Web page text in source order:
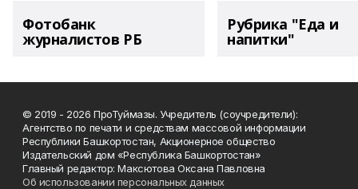
Фотобанк
журналистов РБ
Рубрика "Еда и
напитки"
© 2019 - 2026 ПроТуймазы. Учредитель (соучредители):
Агентство по печати и средствам массовой информации
Республики Башкортостан, Акционерное общество
Издательский дом «Республика Башкортостан»
Главный редактор: Максютова Оксана Павловна
Об использовании персональных данных